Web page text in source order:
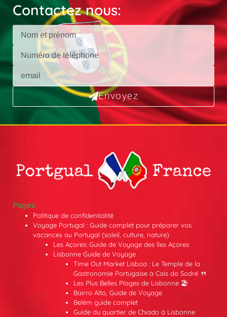
Contactez nous:
Envoyez
Pages
Politique de confidentialité
Voyage Portugal : Guide complet pour préparer vos
vacances au Portugal (soleil, culture, nature)
Les Açores: Guide de Voyage des îles Açores
Lisbonne Guide de Voyage
Time Out Market Lisboa : Le Temple de la
Gastronomie Portugaise à Cais do Sodré 🍴
Les Plus Belles Plages de Lisbonne 🏖️
Bairro Alto, Guide de Voyage
Belém guide complet
Guide du quartier de Chiado à Lisbonne